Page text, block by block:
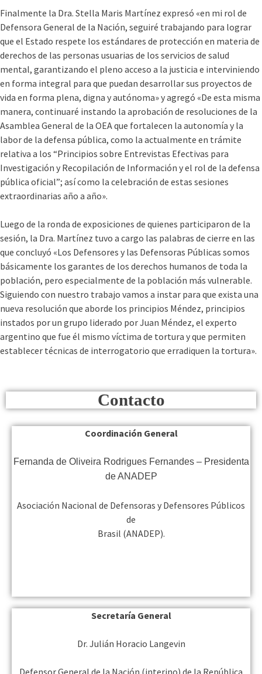
Finalmente la Dra. Stella Maris Martínez expresó «en mi rol de
Defensora General de la Nación, seguiré trabajando para lograr
que el Estado respete los estándares de protección en materia de
derechos de las personas usuarias de los servicios de salud
mental, garantizando el pleno acceso a la justicia e interviniendo
en forma integral para que puedan desarrollar sus proyectos de
vida en forma plena, digna y autónoma» y agregó «De esta misma
manera, continuaré instando la aprobación de resoluciones de la
Asamblea General de la OEA que fortalecen la autonomía y la
labor de la defensa pública, como la actualmente en trámite
relativa a los “Principios sobre Entrevistas Efectivas para
Investigación y Recopilación de Información y el rol de la defensa
pública oficial”; así como la celebración de estas sesiones
extraordinarias año a año».
Luego de la ronda de exposiciones de quienes participaron de la
sesión, la Dra. Martínez tuvo a cargo las palabras de cierre en las
que concluyó «Los Defensores y las Defensoras Públicas somos
básicamente los garantes de los derechos humanos de toda la
población, pero especialmente de la población más vulnerable.
Siguiendo con nuestro trabajo vamos a instar para que exista una
nueva resolución que aborde los principios Méndez, principios
instados por un grupo liderado por Juan Méndez, el experto
argentino que fue él mismo víctima de tortura y que permiten
establecer técnicas de interrogatorio que erradiquen la tortura».
Contacto
Coordinación General
Fernanda de Oliveira Rodrigues Fernandes – Presidenta
de ANADEP
Asociación Nacional de Defensoras y Defensores Públicos
de
Brasil (ANADEP).
Secretaría General
Dr. Julián Horacio Langevin